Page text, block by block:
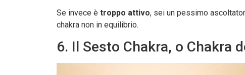
Se invece è troppo attivo, sei un pessimo
chakra non in equilibrio.
6. Il Sesto Chakra, o Chakra